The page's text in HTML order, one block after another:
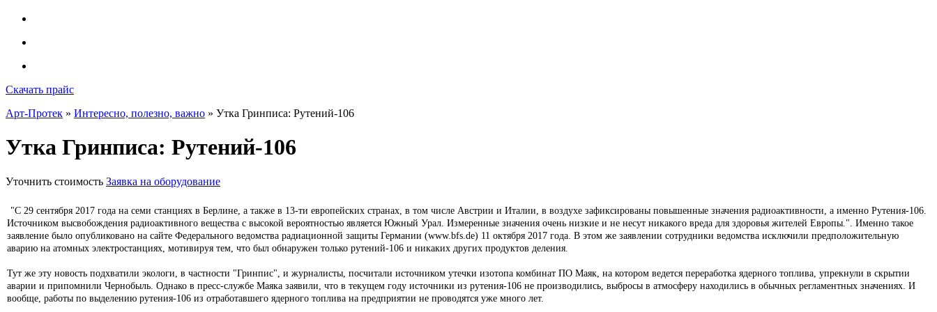
Скачать прайс
Арт-Протек » Интересно, полезно, важно » Утка Гринписа: Рутений-106
Утка Гринписа: Рутений-106
Уточнить стоимость Заявка на оборудование
"С 29 сентября 2017 года на семи станциях в Берлине, а также в 13-ти европейских странах, в том числе Австрии и Италии, в воздухе зафиксированы повышенные значения радиоактивности, а именно Рутения-106.
Источником высвобождения радиоактивного вещества с высокой вероятностью является Южный Урал. Измеренные значения очень низкие и не несут никакого вреда для здоровья жителей Европы.". Именно такое
заявление было опубликовано на сайте Федерального ведомства радиационной защиты Германии (www.bfs.de) 11 октября 2017 года. В этом же заявлении сотрудники ведомства исключили предположительную
аварию на атомных электростанциях, мотивируя тем, что был обнаружен только рутений-106 и никаких других продуктов деления.
Тут же эту новость подхватили экологи, в частности "Гринпис", и журналисты, посчитали источником утечки изотопа комбинат ПО Маяк, на котором ведется переработка ядерного топлива, упрекнули в скрытии
аварии и припомнили Чернобыль. Однако в пресс-службе Маяка заявили, что в текущем году источники из рутения-106 не производились, выбросы в атмосферу находились в обычных регламентных значениях. И
вообще, работы по выделению рутения-106 из отработавшего ядерного топлива на предприятии не проводятся уже много лет.